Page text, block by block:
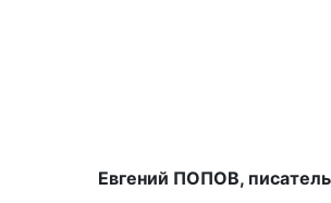
Евгений ПОПОВ, писатель